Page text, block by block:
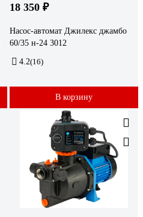
18 350 ₽
Насос-автомат Джилекс джамбо
60/35 н-24 3012
4.2(16)
В корзину